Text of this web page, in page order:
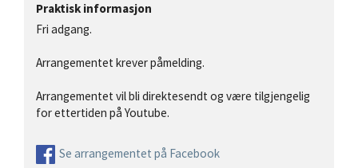
Praktisk informasjon
Fri adgang.
Arrangementet krever påmelding.
Arrangementet vil bli direktesendt og være tilgjengelig
for ettertiden på Youtube.
Se arrangementet på Facebook